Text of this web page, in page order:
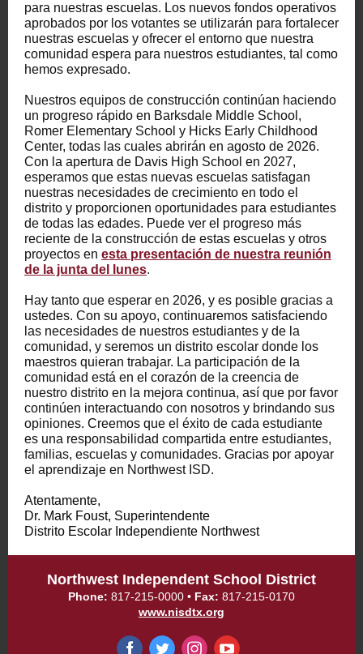
para nuestras escuelas. Los nuevos fondos operativos
aprobados por los votantes se utilizarán para fortalecer
nuestras escuelas y ofrecer el entorno que nuestra
comunidad espera para nuestros estudiantes, tal como
hemos expresado.
Nuestros equipos de construcción continúan haciendo
un progreso rápido en Barksdale Middle School,
Romer Elementary School y Hicks Early Childhood
Center, todas las cuales abrirán en agosto de 2026.
Con la apertura de Davis High School en 2027,
esperamos que estas nuevas escuelas satisfagan
nuestras necesidades de crecimiento en todo el
distrito y proporcionen oportunidades para estudiantes
de todas las edades. Puede ver el progreso más
reciente de la construcción de estas escuelas y otros
proyectos en esta presentación de nuestra reunión
de la junta del lunes.
Hay tanto que esperar en 2026, y es posible gracias a
ustedes. Con su apoyo, continuaremos satisfaciendo
las necesidades de nuestros estudiantes y de la
comunidad, y seremos un distrito escolar donde los
maestros quieran trabajar. La participación de la
comunidad está en el corazón de la creencia de
nuestro distrito en la mejora continua, así que por favor
continúen interactuando con nosotros y brindando sus
opiniones. Creemos que el éxito de cada estudiante
es una responsabilidad compartida entre estudiantes,
familias, escuelas y comunidades. Gracias por apoyar
el aprendizaje en Northwest ISD.
Atentamente,
Dr. Mark Foust, Superintendente
Distrito Escolar Independiente Northwest
Northwest Independent School District
Phone: 817-215-0000 • Fax: 817-215-0170
www.nisdtx.org